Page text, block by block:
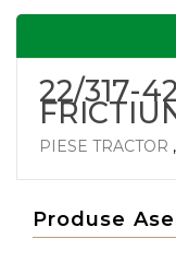
22/317-
PIESE TRACTOR ,
Produse